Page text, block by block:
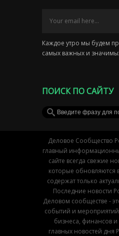
Каждое утро мы будем
самых важных и
ПОИСК ПО САЙТУ
Деловое Сообщество
главный
сайте всегда свежие
которые
содержат только
Последние новости
Деловом сообществе -
событий и
бизнеса, финансов
главных новостей дня